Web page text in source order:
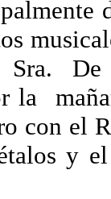
Sra.
la
con el
y